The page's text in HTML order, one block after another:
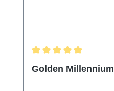
Golden Millennium